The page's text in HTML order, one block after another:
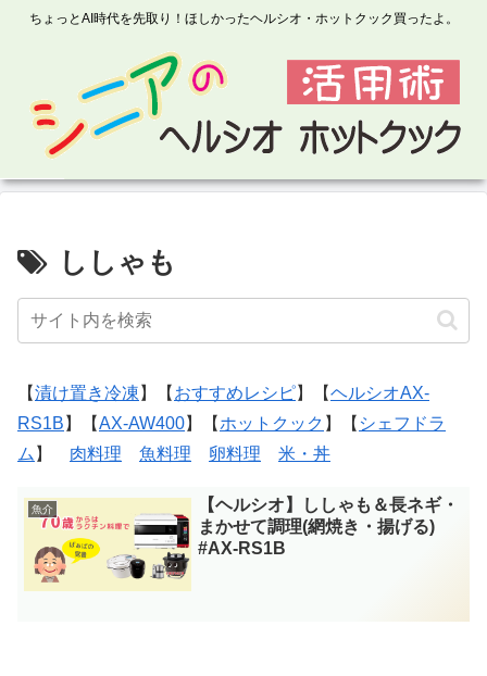
ちょっとAI時代を先取り！ほしかったヘルシオ・ホットクック買ったよ。
ししゃも
【漬け置き冷凍 】【 おすすめレシピ】【ヘルシオAX-
RS1B 】【AX-AW400】【 ホットクック 】【 シェフドラ
ム 】 肉料理 魚料理 卵料理 米・丼
魚介
【ヘルシオ】ししゃも＆長ネギ・
まかせて調理(網焼き・揚げる)
#AX-RS1B